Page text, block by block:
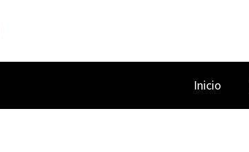
Inicio